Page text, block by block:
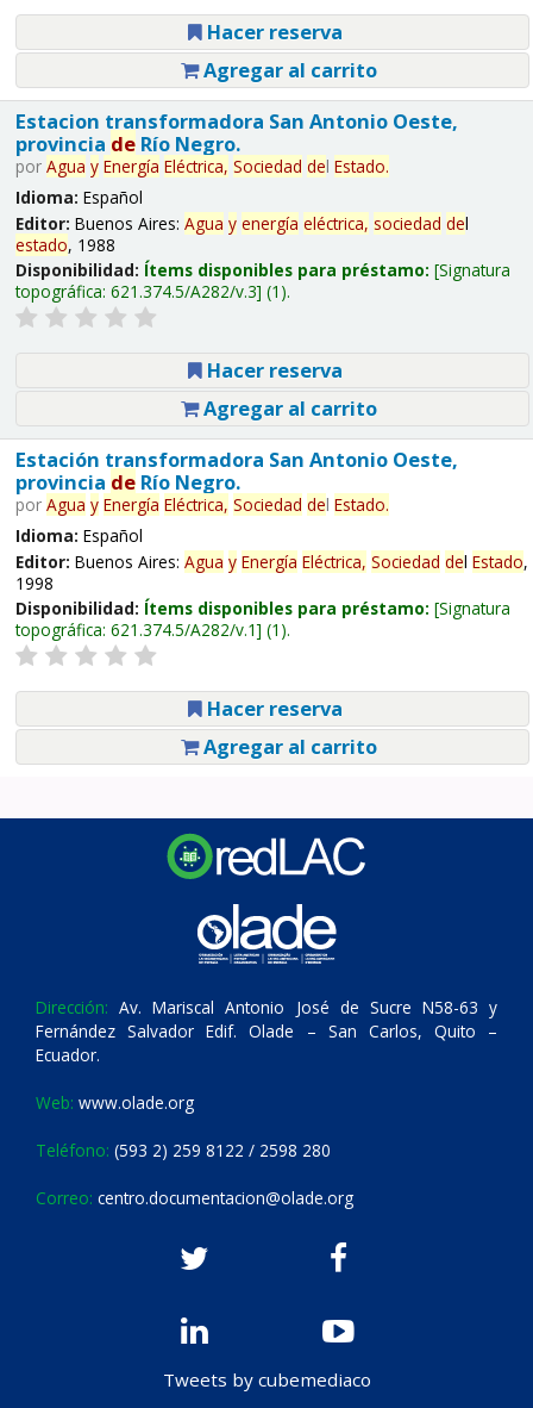
Hacer reserva
Agregar al carrito
Estacion transformadora San Antonio Oeste,
provincia deRío Negro.
por Agua y Energía Eléctrica, Sociedad del Estado.
Idioma: Español
Editor: Buenos Aires: Agua y energía eléctrica, sociedad del
estado, 1988
Disponibilidad: Ítems disponibles para préstamo: Signatura
topográfica: 621.374.5/A282/v.3 (1).
Hacer reserva
Agregar al carrito
Estación transformadora San Antonio Oeste,
provincia deRío Negro.
por Agua y Energía Eléctrica, Sociedad del Estado.
Idioma: Español
Editor: Buenos Aires: Agua y Energía Eléctrica, Sociedad del Estado,
1998
Disponibilidad: Ítems disponibles para préstamo: Signatura
topográfica: 621.374.5/A282/v.1 (1).
Hacer reserva
Agregar al carrito
Dirección: Av. Mariscal Antonio José de Sucre N58-63 y
Fernández Salvador Edif. Olade – San Carlos, Quito –
Ecuador.
Web: www.olade.org
Teléfono: (593 2) 259 8122 / 2598 280
Correo: centro.documentacion@olade.org
Tweets by cubemediaco